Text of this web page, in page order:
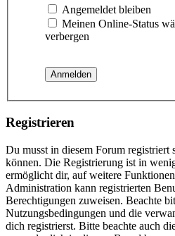
Angemeldet bleiben
Meinen Online-Status
verbergen
Registrieren
Du musst in diesem Forum registriert
können. Die Registrierung ist in
ermöglicht dir, auf weitere
Administration kann registrierten
Berechtigungen zuweisen. Beachte
Nutzungsbedingungen und die
dich registrierst. Bitte beachte auch